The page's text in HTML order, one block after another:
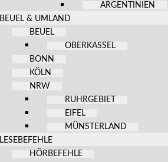
ARGENTINIEN
BEUEL & UMLAND
BEUEL
OBERKASSEL
BONN
KÖLN
NRW
RUHRGEBIET
EIFEL
MÜNSTERLAND
LESEBEFEHLE
HÖRBEFEHLE